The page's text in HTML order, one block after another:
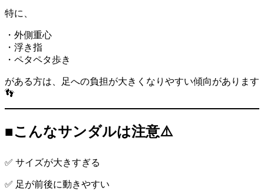
特に、
・外側重心
・浮き指
・ペタペタ歩き
がある方は、足への負担が大きくなりやすい傾向があります
👣
■こんなサンダルは注意⚠️
✅ サイズが大きすぎる
✅ 足が前後に動きやすい